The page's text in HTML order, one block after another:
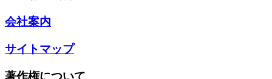
会社案内
サイトマップ
著作権について